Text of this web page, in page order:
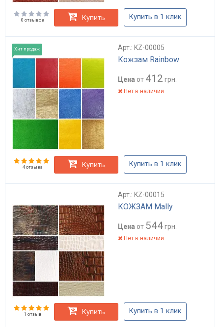
0 отзывов Купить Купить в 1 клик
Хит продаж Арт.: KZ-00005
Кожзам Rainbow
Цена от 412 грн.
Нет в наличии
4 отзыва Купить Купить в 1 клик
Арт.: KZ-00015
КОЖЗАМ Mally
Цена от 544грн.
Нет в наличии
1 отзыв Купить Купить в 1 клик